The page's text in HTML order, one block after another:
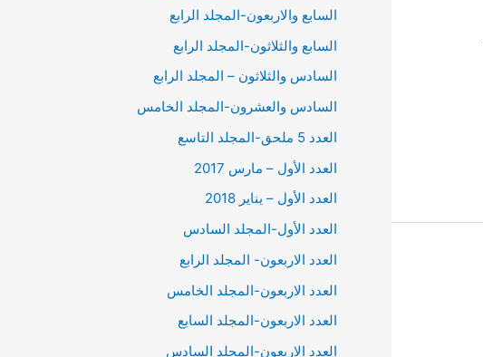
السابع والاربعون-المجلد الرابع
السابع والثلاثون-المجلد الرابع
السادس والثلاثون – المجلد الرابع
السادس والعشرون-المجلد الخامس
العدد 5 ملحق-المجلد التاسع
العدد الأول – مارس 2017
العدد الأول – يناير 2018
العدد الأول-المجلد السادس
العدد الاربعون- المجلد الرابع
العدد الاربعون-المجلد الخامس
العدد الاربعون-المجلد السابع
العدد الاربعون-المجلد السادس